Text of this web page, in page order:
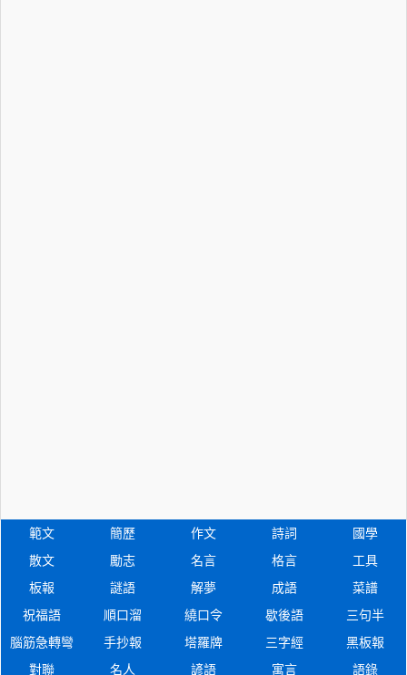
範文 簡歷 作文 詩詞
國學
散文
勵志 名言 格言
工具
板報
謎語 解夢 成語
菜譜
祝福語
順口溜 繞口令 歇後語
三句半
腦筋急轉彎
手抄報 塔羅牌 三字經
黑板報
對聯
名人 諺語 寓言 語錄